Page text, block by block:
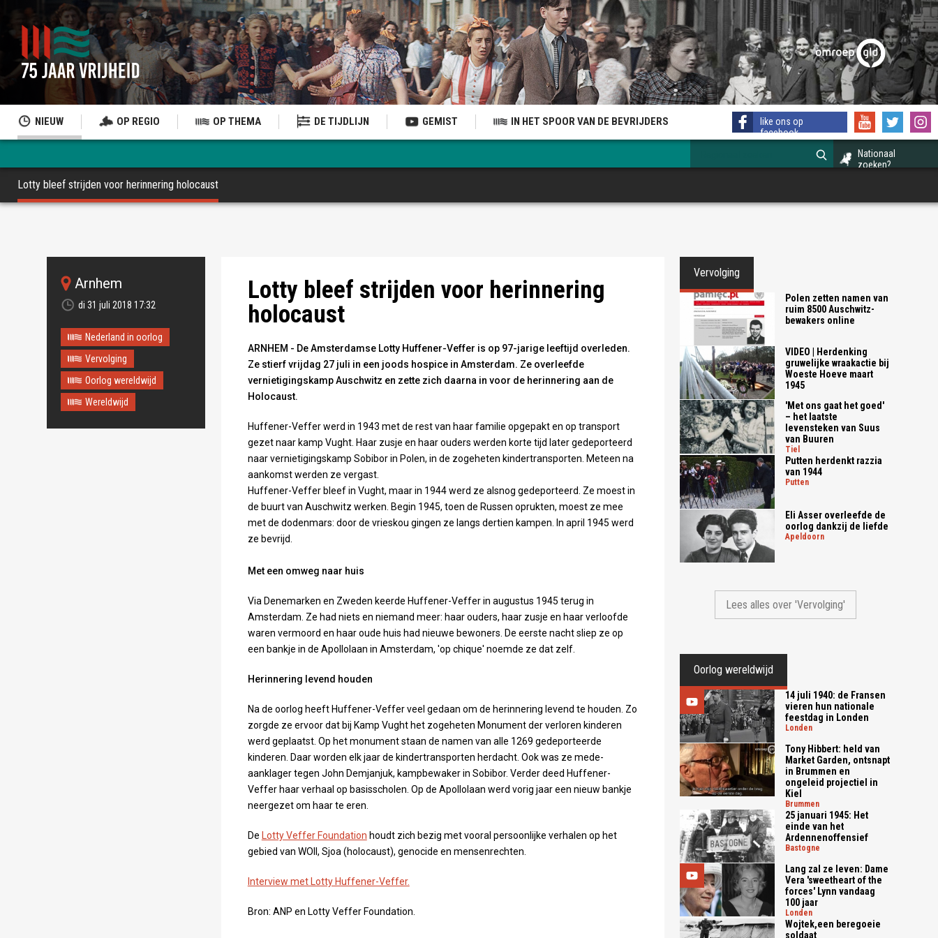
like ons op
facebook
NIEUW OP REGIO OP THEMA DE TIJDLIJN GEMIST IN HET SPOOR VAN DE BEVRIJDERS
Nationaal
zoeken?
Lotty bleef strijden voor herinnering holocaust
arnhem
di 31 juli 2018 17:32
Nederland in oorlog
Vervolging
Oorlog wereldwijd
Wereldwijd
Lotty bleef strijden voor herinnering
holocaust
ARNHEM - De Amsterdamse Lotty Huffener-Veffer is op 97-jarige leeftijd overleden.
Ze stierf vrijdag 27 juli in een joods hospice in Amsterdam. Ze overleefde
vernietigingskamp Auschwitz en zette zich daarna in voor de herinnering aan de
Holocaust.
Huffener-Veffer werd in 1943 met de rest van haar familie opgepakt en op transport
gezet naar kamp Vught. Haar zusje en haar ouders werden korte tijd later gedeporteerd
naar vernietigingskamp Sobibor in Polen, in de zogeheten kindertransporten. Meteen na
aankomst werden ze vergast.
Huffener-Veffer bleef in Vught, maar in 1944 werd ze alsnog gedeporteerd. Ze moest in
de buurt van Auschwitz werken. Begin 1945, toen de Russen oprukten, moest ze mee
met de dodenmars: door de vrieskou gingen ze langs dertien kampen. In april 1945 werd
ze bevrijd.
Met een omweg naar huis
Via Denemarken en Zweden keerde Huffener-Veffer in augustus 1945 terug in
Amsterdam. Ze had niets en niemand meer: haar ouders, haar zusje en haar verloofde
waren vermoord en haar oude huis had nieuwe bewoners. De eerste nacht sliep ze op
een bankje in de Apollolaan in Amsterdam, 'op chique' noemde ze dat zelf.
Herinnering levend houden
Na de oorlog heeft Huffener-Veffer veel gedaan om de herinnering levend te houden. Zo
zorgde ze ervoor dat bij Kamp Vught het zogeheten Monument der verloren kinderen
werd geplaatst. Op het monument staan de namen van alle 1269 gedeporteerde
kinderen. Daar worden elk jaar de kindertransporten herdacht. Ook was ze mede-
aanklager tegen John Demjanjuk, kampbewaker in Sobibor. Verder deed Huffener-
Veffer haar verhaal op basisscholen. Op de Apollolaan werd vorig jaar een nieuw bankje
neergezet om haar te eren.
De Lotty Veffer Foundation houdt zich bezig met vooral persoonlijke verhalen op het
gebied van WOII, Sjoa (holocaust), genocide en mensenrechten.
Interview met Lotty Huffener-Veffer.
Bron: ANP en Lotty Veffer Foundation.
Vervolging
Polen zetten namen van
ruim 8500 Auschwitz-
bewakers online
VIDEO | Herdenking
gruwelijke wraakactie bij
Woeste Hoeve maart
1945
'Met ons gaat het goed'
– het laatste
levensteken van Suus
van Buuren
tiel
Putten herdenkt razzia
van 1944
putten
Eli Asser overleefde de
oorlog dankzij de liefde
apeldoorn
Lees alles over 'Vervolging'
Oorlog wereldwijd
14 juli 1940: de Fransen
vieren hun nationale
feestdag in Londen
londen
Tony Hibbert: held van
Market Garden, ontsnapt
in Brummen en
ongeleid projectiel in
Kiel
brummen
25 januari 1945: Het
einde van het
Ardennenoffensief
bastogne
Lang zal ze leven: Dame
Vera 'sweetheart of the
forces' Lynn vandaag
100 jaar
londen
Wojtek,een beregoeie
soldaat